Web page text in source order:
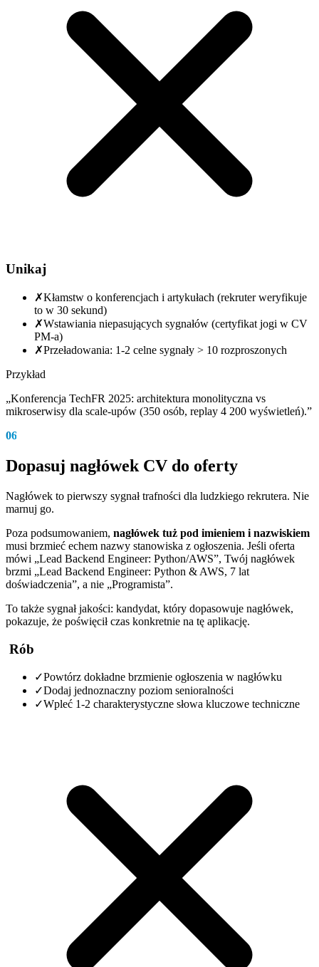
Unikaj
✗Kłamstw o konferencjach i artykułach (rekruter weryfikuje
to w 30 sekund)
✗Wstawiania niepasujących sygnałów (certyfikat jogi w CV
PM-a)
✗Przeładowania: 1-2 celne sygnały > 10 rozproszonych
Przykład
„Konferencja TechFR 2025: architektura monolityczna vs
mikroserwisy dla scale-upów (350 osób, replay 4 200 wyświetleń).”
06
Dopasuj nagłówek CV do oferty
Nagłówek to pierwszy sygnał trafności dla ludzkiego rekrutera. Nie
marnuj go.
Poza podsumowaniem, nagłówek tuż pod imieniem i nazwiskiem
musi brzmieć echem nazwy stanowiska z ogłoszenia. Jeśli oferta
mówi „Lead Backend Engineer: Python/AWS”, Twój nagłówek
brzmi „Lead Backend Engineer: Python & AWS, 7 lat
doświadczenia”, a nie „Programista”.
To także sygnał jakości: kandydat, który dopasowuje nagłówek,
pokazuje, że poświęcił czas konkretnie na tę aplikację.
Rób
✓Powtórz dokładne brzmienie ogłoszenia w nagłówku
✓Dodaj jednoznaczny poziom senioralności
✓Wpleć 1-2 charakterystyczne słowa kluczowe techniczne